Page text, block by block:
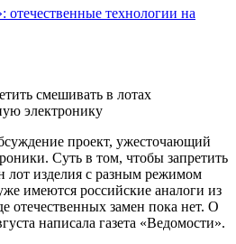
отечественные технологии на
смешивать в лотах
электронику
проект, ужесточающий
Суть в том, чтобы запретить
лот изделия с разным режимом
имеются российские аналоги из
отечественных замен пока нет. О
написала газета «Ведомости».